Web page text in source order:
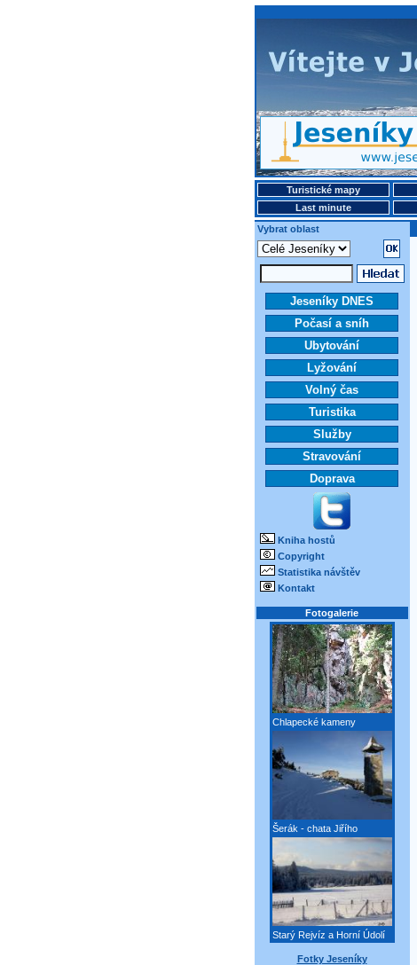
Turistické mapy
Last minute
Vybrat oblast
Jeseníky DNES
Počasí a sníh
Ubytování
Lyžování
Volný čas
Turistika
Služby
Stravování
Doprava
Kniha hostů
Copyright
Statistika návštěv
Kontakt
Fotogalerie
Chlapecké kameny
Šerák - chata Jiřího
Starý Rejvíz a Horní Údolí
Fotky Jeseníky